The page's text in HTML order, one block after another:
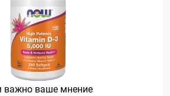
важно ваше мнение